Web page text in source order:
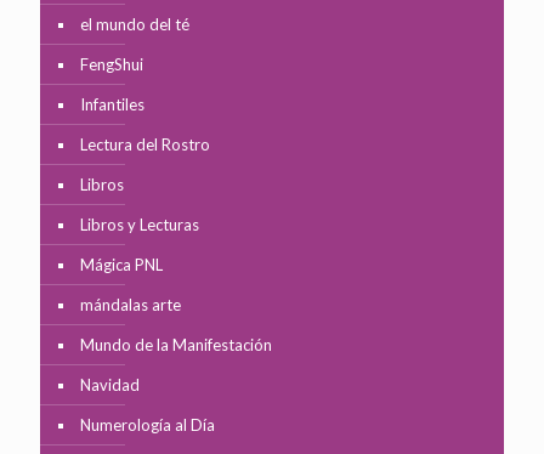
el mundo del té
FengShui
Infantiles
Lectura del Rostro
Libros
Libros y Lecturas
Mágica PNL
mándalas arte
Mundo de la Manifestación
Navidad
Numerología al Día